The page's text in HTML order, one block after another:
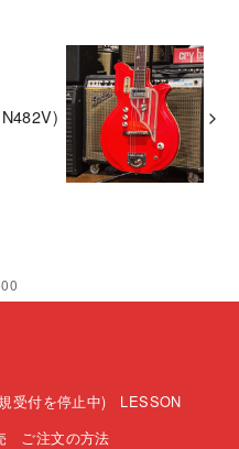
受付を停止中)
LESSON
ご注文の方法